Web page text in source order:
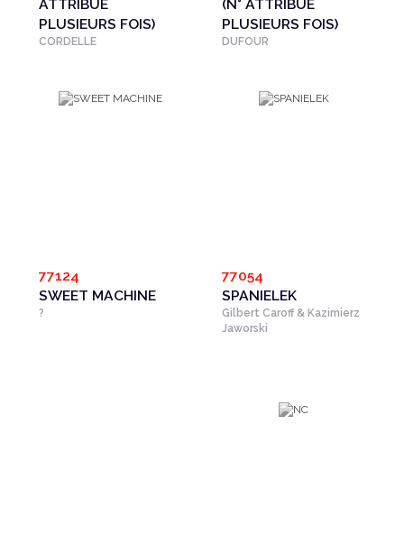
ATTRIBUE
PLUSIEURS FOIS)
CORDELLE
(N° ATTRIBUE
PLUSIEURS FOIS)
DUFOUR
77124
SWEET MACHINE
?
77054
SPANIELEK
Gilbert Caroff & Kazimierz
Jaworski